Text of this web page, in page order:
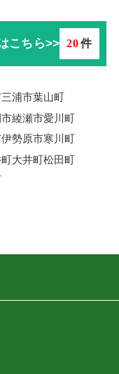
こちら>> 20件
三浦市葉山町
市綾瀬市愛川町
伊勢原市寒川町
大井町松田町